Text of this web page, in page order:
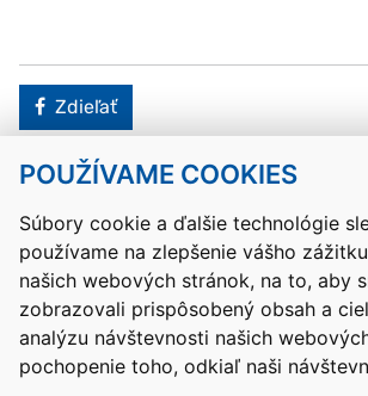
POUŽÍVAME COOKIES
Súbory cookie a ďalšie technológie
používame na zlepšenie vášho
našich webových stránok, na to, aby
zobrazovali prispôsobený obsah a
analýzu návštevnosti našich
pochopenie toho, odkiaľ naši
Facebook
Zdieľať
Kontakty Mapa stránky RSS
Vyhlásenie o
Nastavenia cookies
Prevádzkovateľom služby je Ministerstvo
vývoja a mládeže Slovenskej republiky.